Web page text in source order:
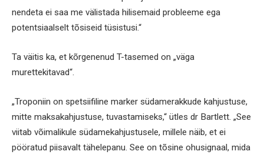
nendeta ei saa me välistada hilisemaid probleeme ega
potentsiaalselt tõsiseid tüsistusi.“
Ta väitis ka, et kõrgenenud T-tasemed on „väga
murettekitavad“.
„Troponiin on spetsiifiline marker südamerakkude kahjustuse,
mitte maksakahjustuse, tuvastamiseks,“ ütles dr Bartlett. „See
viitab võimalikule südamekahjustusele, millele näib, et ei
pööratud piisavalt tähelepanu. See on tõsine ohusignaal, mida